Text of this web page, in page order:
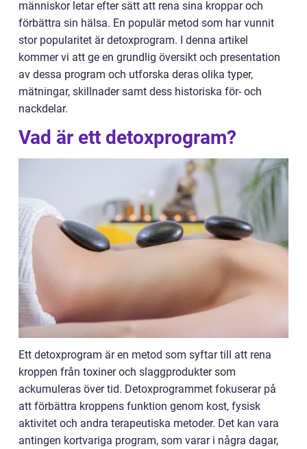
människor letar efter sätt att rena sina kroppar och
förbättra sin hälsa. En populär metod som har vunnit
stor popularitet är detoxprogram. I denna artikel
kommer vi att ge en grundlig översikt och presentation
av dessa program och utforska deras olika typer,
mätningar, skillnader samt dess historiska för- och
nackdelar.
Vad är ett detoxprogram?
Ett detoxprogram är en metod som syftar till att rena
kroppen från toxiner och slaggprodukter som
ackumuleras över tid. Detoxprogrammet fokuserar på
att förbättra kroppens funktion genom kost, fysisk
aktivitet och andra terapeutiska metoder. Det kan vara
antingen kortvariga program, som varar i några dagar,